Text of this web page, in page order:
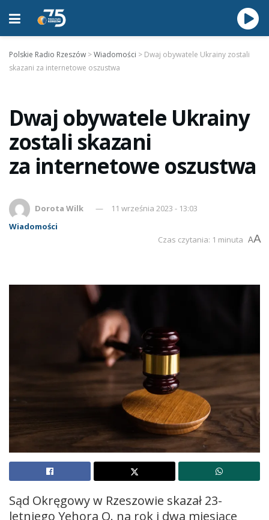
Polskie Radio Rzeszów >Wiadomości > Dwaj obywatele Ukrainy zostali
skazani za internetowe oszustwa
Dwaj obywatele Ukrainy
zostali skazani
za internetowe oszustwa
Dorota Wilk
11 września 2023 - 13:03
Wiadomości
Czas czytania: 1 minuta AA
Sąd Okręgowy w Rzeszowie skazał 23-
letniego Yehora O. na rok i dwa miesiące